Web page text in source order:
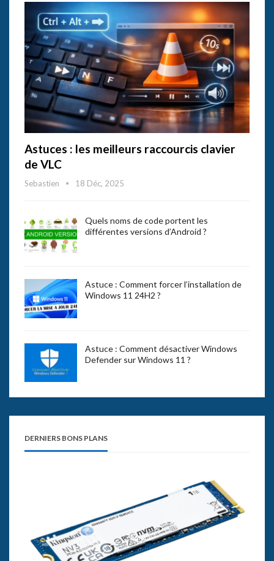
Astuces : les meilleurs raccourcis clavier
de VLC
Sebastien 18 Déc, 2025
Quels noms de code portent les
différentes versions d’Android ?
Astuce : Comment forcer l’installation de
Windows 11 24H2 ?
Astuce : Comment désactiver Windows
Defender sur Windows 11 ?
DERNIERS BONS PLANS